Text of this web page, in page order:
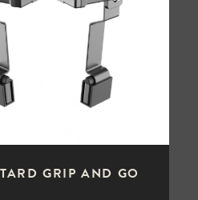
GRIP AND GO